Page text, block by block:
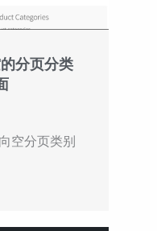
分页分类
空分页类别